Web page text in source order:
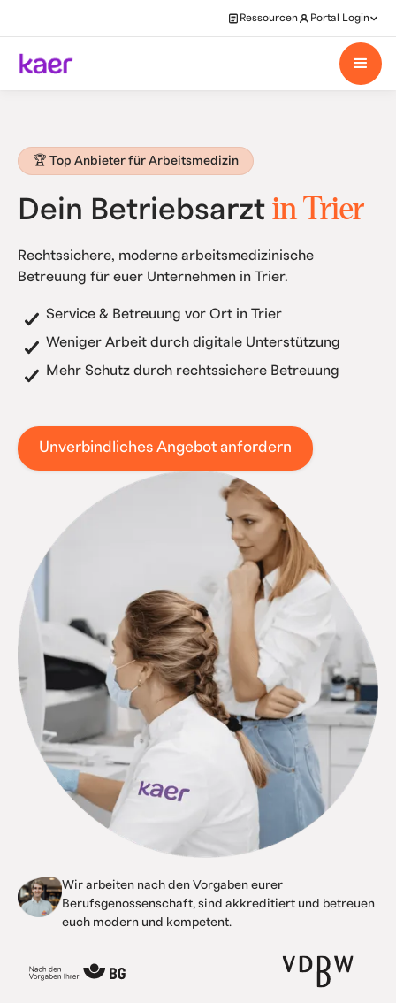
Ressourcen Portal Login
🏆 Top Anbieter für Arbeitsmedizin
Dein Betriebsarzt in Trier
Rechtssichere, moderne arbeitsmedizinische
Betreuung für euer Unternehmen in Trier.
Service & Betreuung vor Ort in Trier
Weniger Arbeit durch digitale Unterstützung
Mehr Schutz durch rechtssichere Betreuung
Unverbindliches Angebot anfordern
Wir arbeiten nach den Vorgaben eurer
Berufsgenossenschaft, sind akkreditiert und betreuen
euch modern und kompetent.